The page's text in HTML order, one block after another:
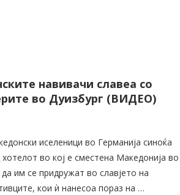
навивачи славеа со
во Дуизбург (ВИДЕО)
иселеници во Германија синоќа
хотелот во кој е сместена Македонија во
им се придружат во славјето на
кои ѝ нанесоа пораз на …